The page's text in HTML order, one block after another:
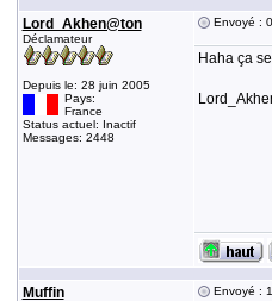
Lord_Akhen@ton
Déclamateur
Depuis le: 28 juin 2005
Pays:
France
Status actuel: Inactif
Messages: 2448
Envoyé :
Haha ça
Muffin Envoyé :